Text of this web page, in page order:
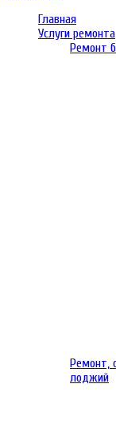
Главная
Услуги ремонта
Ремонт
Ремонт,
лоджий